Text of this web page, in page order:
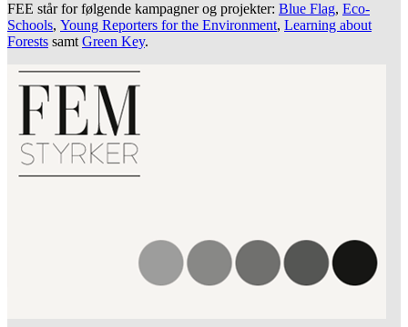
FEE står for følgende kampagner og projekter: Blue Flag, Eco-
Schools, Young Reporters for the Environment, Learning about
Forests samt Green Key.